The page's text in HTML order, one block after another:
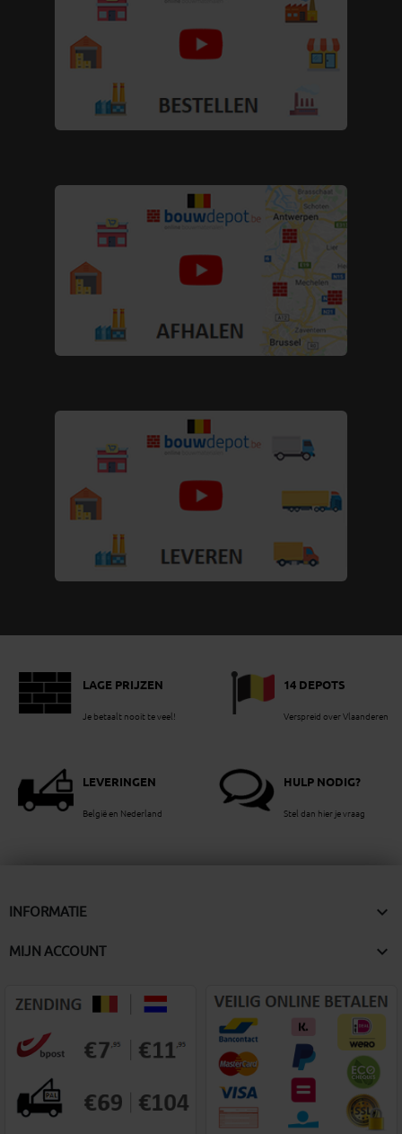
LAGE PRIJZEN
Je betaalt nooit te veel!
14 DEPOTS
Verspreid over Vlaanderen
LEVERINGEN
België en Nederland
HULP NODIG?
Stel dan hier je vraag
INFORMATIE 
MIJN ACCOUNT 